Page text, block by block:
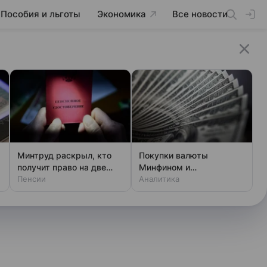
Пособия и льготы Экономика Все новости
Минтруд раскрыл, кто
получит право на две
пенсии
Пенсии
Покупки валюты
Минфином и
спекулянтами разогнали
Аналитика